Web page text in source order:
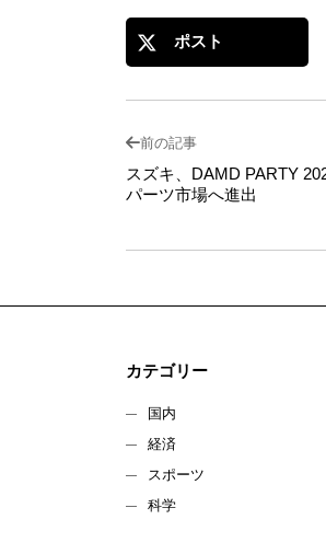
ポスト
前の記事
スズキ、DAMD PARTY
パーツ市場へ進出
カテゴリー
国内
経済
スポーツ
科学